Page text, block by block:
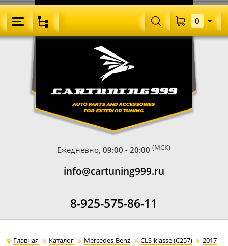
Ежедневно,09:00 - 20:00 (МСК)
info@cartuning999.ru
8-925-575-86-11
0
Главная Каталог Mercedes-Benz CLS-klasse (C257)
2017